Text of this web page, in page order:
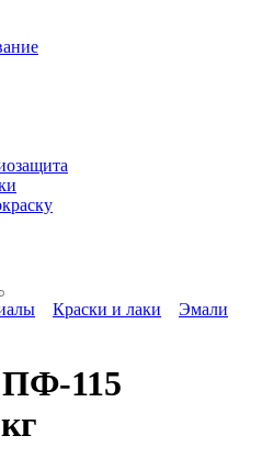
Краски и лаки Эмали
115